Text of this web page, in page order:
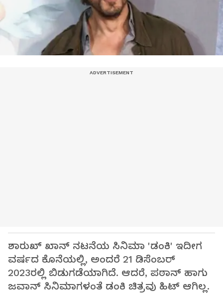
ಶಾರುಖ್ ಖಾನ್ ನಟನೆಯ ಸಿನಿಮಾ 'ಡಂಕಿ' ಇದೀಗ
ವರ್ಷದ ಕೊನೆಯಲ್ಲಿ, ಅಂದರೆ 21 ಡಿಸೆಂಬರ್
2023ರಲ್ಲಿ ಬಿಡುಗಡೆಯಾಗಿದೆ. ಆದರೆ, ಪಠಾನ್ ಹಾಗು
ಜವಾನ್ ಸಿನಿಮಾಗಳಂತೆ ಡಂಕಿ ಚಿತ್ರವು ಹಿಟ್ ಆಗಿಲ್ಲ.